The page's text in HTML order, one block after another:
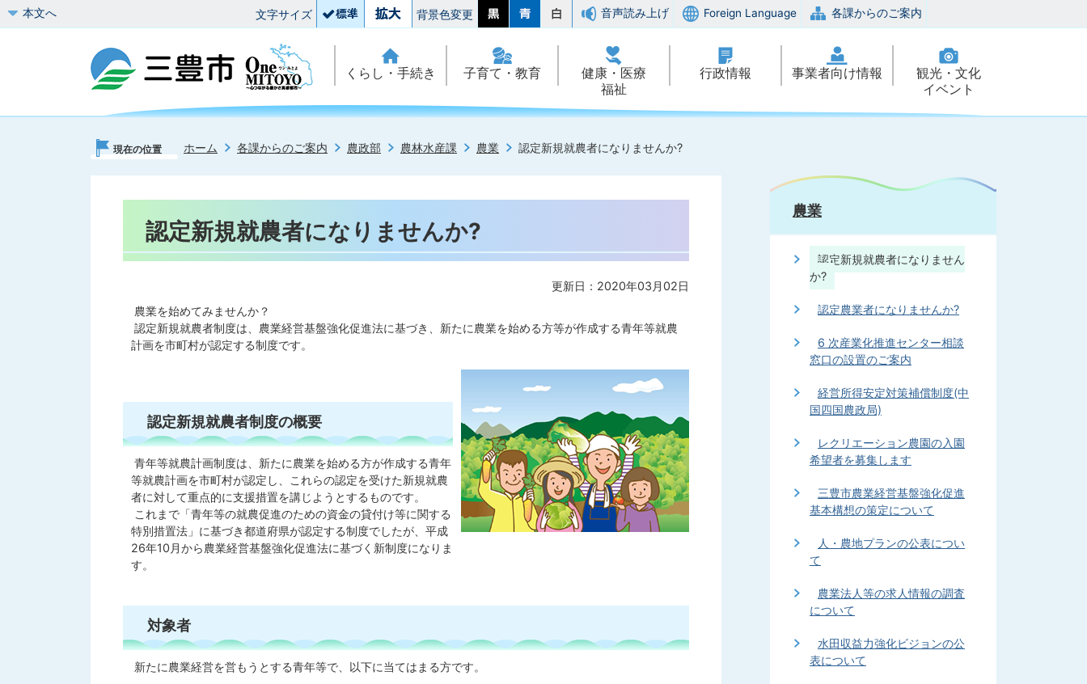
本文へ 文字サイズ 背景色変更 音声読み上げ Foreign Language 各課からのご案内
くらし・手続き 子育て・教育
健康・医療
福祉
行政情報 事業者向け情報
観光・文化
イベント
現在の位置 ホーム 各課からのご案内 農政部 農林水産課 農業 認定新規就農者になりませんか?
認定新規就農者になりませんか?
更新日：2020年03月02日
農業を始めてみませんか？
認定新規就農者制度は、農業経営基盤強化促進法に基づき、新たに農業を始める方等が作成する青年等就農
計画を市町村が認定する制度です。
認定新規就農者制度の概要
青年等就農計画制度は、新たに農業を始める方が作成する青年
等就農計画を市町村が認定し、これらの認定を受けた新規就農
者に対して重点的に支援措置を講じようとするものです。
これまで「青年等の就農促進のための資金の貸付け等に関する
特別措置法」に基づき都道府県が認定する制度でしたが、平成
26年10月から農業経営基盤強化促進法に基づく新制度になりま
す。
対象者
新たに農業経営を営もうとする青年等で、以下に当てはまる方です。
農業
認定新規就農者になりません
か?
認定農業者になりませんか?
6 次産業化推進センター相談
窓口の設置のご案内
経営所得安定対策補償制度(中
国四国農政局)
レクリエーション農園の入園
希望者を募集します
三豊市農業経営基盤強化促進
基本構想の策定について
人・農地プランの公表につい
て
農業法人等の求人情報の調査
について
水田収益力強化ビジョンの公
表について